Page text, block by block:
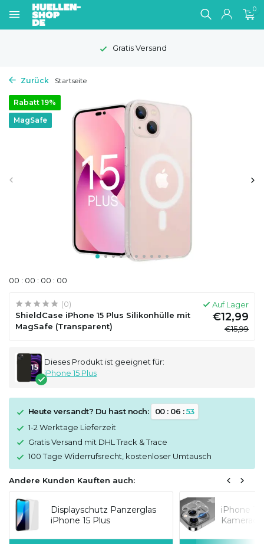
0
Gratis Versand
Zurück Startseite
Rabatt 19%
MagSafe
00 : 00 : 00 : 00
(0)
ShieldCase iPhone 15 Plus Silikonhülle mit
MagSafe (Transparent)
Auf Lager
€12,99
€15,99
Dieses Produkt ist geeignet für:
iPhone 15 Plus
Heute versandt? Du hast noch: 00: 06 :53
1-2 Werktage Lieferzeit
Gratis Versand mit DHL Track & Trace
100 Tage Widerrufsrecht, kostenloser Umtausch
Andere Kunden Kauften auch:
Displayschutz Panzerglas
iPhone 15 Plus
iPhone 15